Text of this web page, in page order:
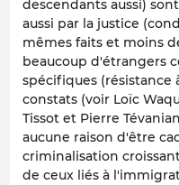
descendants aussi)
aussi par la justice
mêmes faits et moins
beaucoup d'étrangers
spécifiques (résistance
constats (voir Loïc
Tissot et Pierre
aucune raison d'être
criminalisation
de ceux liés à